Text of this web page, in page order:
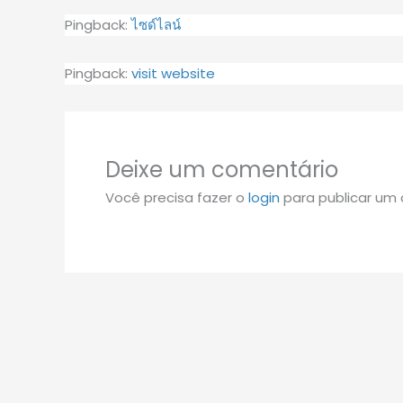
Pingback:ไซด์ไลน์
Pingback: visit website
Deixe um comentário
Você precisa fazer o login para publicar um